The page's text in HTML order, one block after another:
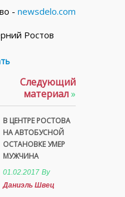
- newsdelo.com
Ростов
Следующий
материал»
В ЦЕНТРЕ РОСТОВА
НА АВТОБУСНОЙ
ОСТАНОВКЕ УМЕР
МУЖЧИНА
01.02.2017 By
Даниэль Швец